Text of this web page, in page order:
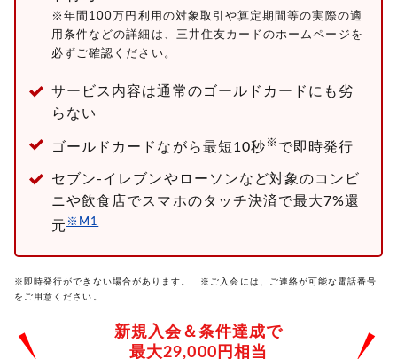
※年間100万円利用の対象取引や算定期間等の実際の適
用条件などの詳細は、三井住友カードのホームページを
必ずご確認ください。
サービス内容は通常のゴールドカードにも劣
らない
ゴールドカードながら最短10秒 ※ で即時発行
セブン-イレブンやローソンなど対象のコンビ
ニや飲食店でスマホのタッチ決済で最大7%還
元※M1
※即時発行ができない場合があります。 ※ご入会には、ご連絡が可能な電話番号
をご用意ください。
新規入会＆条件達成で
最大29,000円相当